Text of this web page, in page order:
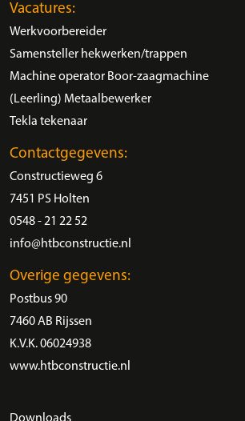
Vacatures:
Werkvoorbereider
Samensteller hekwerken/trappen
Machine operator Boor-zaagmachine
(Leerling) Metaalbewerker
Tekla tekenaar
Contactgegevens:
Constructieweg 6
7451 PS Holten
0548 - 21 22 52
info@htbconstructie.nl
Overige gegevens:
Postbus 90
7460 AB Rijssen
K.V.K. 06024938
www.htbconstructie.nl
Downloads